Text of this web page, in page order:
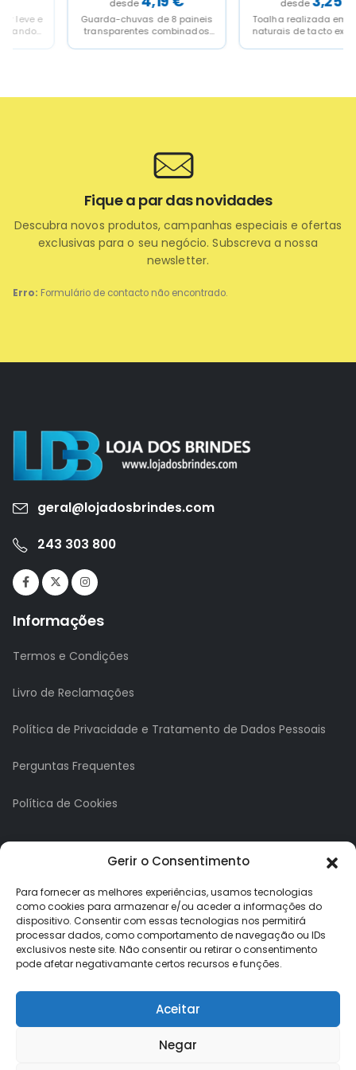
Gerir o Consentimento
Para fornecer as melhores experiências, usamos tecnologias
como cookies para armazenar e/ou aceder a informações do
dispositivo. Consentir com essas tecnologias nos permitirá
processar dados, como comportamento de navegação ou IDs
exclusivos neste site. Não consentir ou retirar o consentimento
pode afetar negativamante certos recursos e funções.
Aceitar
Negar
Guarda-chuvas de 8 paineis
transparentes combinados
com cores opacos, estructura
Toalha realizada em tecidos
naturais de tacto extrasuave
e agradavel
Erro: Formulário de contacto não encontrado.
Fique a par das novidades
Descubra novos produtos, campanhas especiais e ofertas
exclusivas para o seu negócio. Subscreva a nossa
newsletter.
geral@lojadosbrindes.com
243 303 800
Informações
Termos e Condições
Livro de Reclamações
Política de Privacidade e Tratamento de Dados Pessoais
Perguntas Frequentes
Política de Cookies
A minha conta
A Minha Conta
Histórico de Pedidos
Lista de Desejos
Newsletter